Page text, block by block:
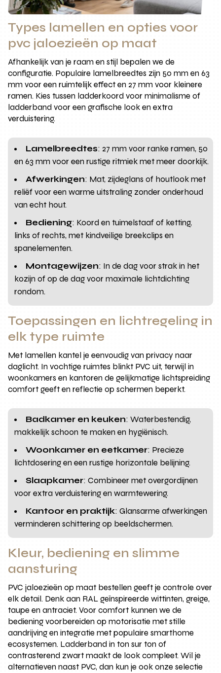
Types lamellen en opties voor
pvc jaloezieën op maat
Afhankelijk van je raam en stijl bepalen we de
configuratie. Populaire lamelbreedtes zijn 50 mm en 63
mm voor een ruimtelijk effect en 27 mm voor kleinere
ramen. Kies tussen ladderkoord voor minimalisme of
ladderband voor een grafische look en extra
verduistering.
Lamelbreedtes: 27 mm voor ranke ramen, 50
en 63 mm voor een rustige ritmiek met meer doorkijk.
Afwerkingen: Mat, zijdeglans of houtlook met
reliëf voor een warme uitstraling zonder onderhoud
van echt hout.
Bediening: Koord en tuimelstaaf of ketting,
links of rechts, met kindveilige breekclips en
spanelementen.
Montagewijzen: In de dag voor strak in het
kozijn of op de dag voor maximale lichtdichting
rondom.
Toepassingen en lichtregeling in
elk type ruimte
Met lamellen kantel je eenvoudig van privacy naar
daglicht. In vochtige ruimtes blinkt PVC uit, terwijl in
woonkamers en kantoren de gelijkmatige lichtspreiding
comfort geeft en reflectie op schermen beperkt.
Badkamer en keuken: Waterbestendig,
makkelijk schoon te maken en hygiënisch.
Woonkamer en eetkamer: Precieze
lichtdosering en een rustige horizontale belijning.
Slaapkamer: Combineer met overgordijnen
voor extra verduistering en warmtewering.
Kantoor en praktijk: Glansarme afwerkingen
verminderen schittering op beeldschermen.
Kleur, bediening en slimme
aansturing
PVC jaloezieën op maat bestellen geeft je controle over
elk detail. Denk aan RAL geïnspireerde wittinten, greige,
taupe en antraciet. Voor comfort kunnen we de
bediening voorbereiden op motorisatie met stille
aandrijving en integratie met populaire smarthome
ecosystemen. Ladderband in ton sur ton of
contrasterend zwart maakt de look compleet. Wil je
alternatieven naast PVC, dan kun je ook onze selectie